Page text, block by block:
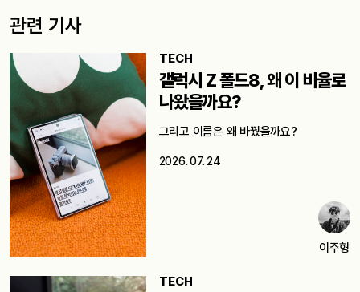
관련 기사
TECH
갤럭시 Z 폴드8, 왜 이 비율로
나왔을까요?
그리고 이름은 왜 바꿨을까요?
2026. 07. 24
이주형
TECH